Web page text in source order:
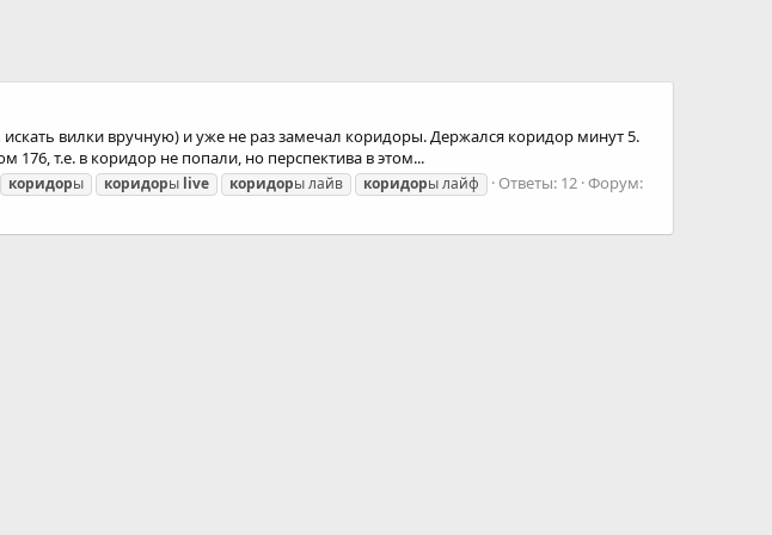
вилки вручную) и уже не раз замечал коридоры. Держался коридор минут 5.
т.е. в коридор не попали, но перспектива в этом...
коридоры коридоры live коридоры лайв коридоры лайф Ответы: 12 Форум: